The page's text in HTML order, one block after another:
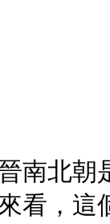
北朝是
看，這